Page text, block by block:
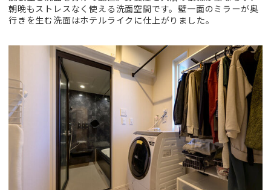
朝晩もストレスなく使える洗面空間です。壁一面のミラーが奥
行きを生む洗面はホテルライクに仕上がりました。